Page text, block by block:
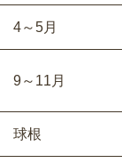
4～5月
9～11月
球根